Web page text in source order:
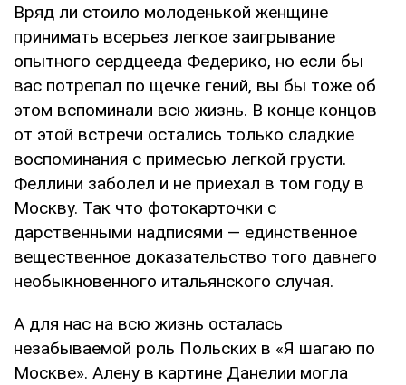
Вряд ли стоило молоденькой женщине
принимать всерьез легкое заигрывание
опытного сердцееда Федерико, но если бы
вас потрепал по щечке гений, вы бы тоже об
этом вспоминали всю жизнь. В конце концов
от этой встречи остались только сладкие
воспоминания с примесью легкой грусти.
Феллини заболел и не приехал в том году в
Москву. Так что фотокарточки с
дарственными надписями — единственное
вещественное доказательство того давнего
необыкновенного итальянского случая.
А для нас на всю жизнь осталась
незабываемой роль Польских в «Я шагаю по
Москве». Алену в картине Данелии могла